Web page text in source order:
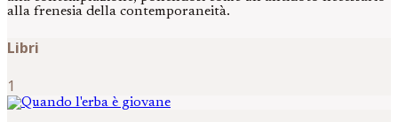
alla frenesia della contemporaneità.
Libri
1